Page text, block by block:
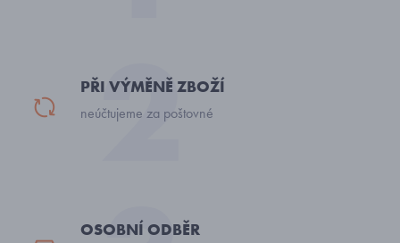
PŘI VÝMĚNĚ ZBOŽÍ
neúčtujeme za poštovné
OSOBNÍ ODBĚR